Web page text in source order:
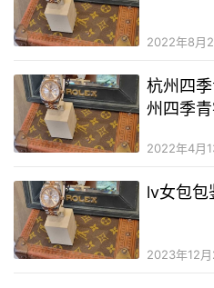
2022年8月
杭州四
州四季
2022年4月
lv女包包
2023年12